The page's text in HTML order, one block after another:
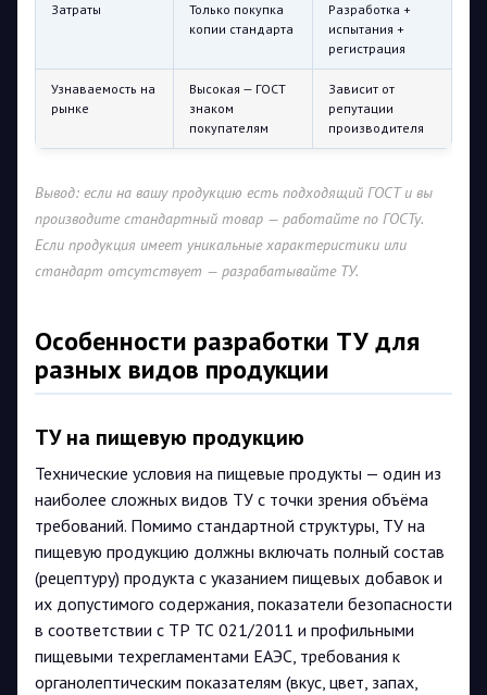
Затраты
Только покупка
копии стандарта
Разработка +
испытания +
регистрация
Узнаваемость на
рынке
Высокая — ГОСТ
знаком
покупателям
Зависит от
репутации
производителя
Вывод: если на вашу продукцию есть подходящий ГОСТ и вы
производите стандартный товар — работайте по ГОСТу.
Если продукция имеет уникальные характеристики или
стандарт отсутствует — разрабатывайте ТУ.
Особенности разработки ТУ для
разных видов продукции
ТУ на пищевую продукцию
Технические условия на пищевые продукты — один из
наиболее сложных видов ТУ с точки зрения объёма
требований. Помимо стандартной структуры, ТУ на
пищевую продукцию должны включать полный состав
(рецептуру) продукта с указанием пищевых добавок и
их допустимого содержания, показатели безопасности
в соответствии с ТР ТС 021/2011 и профильными
пищевыми техрегламентами ЕАЭС, требования к
органолептическим показателям (вкус, цвет, запах,